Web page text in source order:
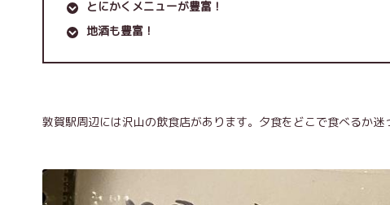
とにかくメニューが豊富！
地酒も豊富！
敦賀駅周辺には沢山の飲食店があります。夕食をどこで食べるか